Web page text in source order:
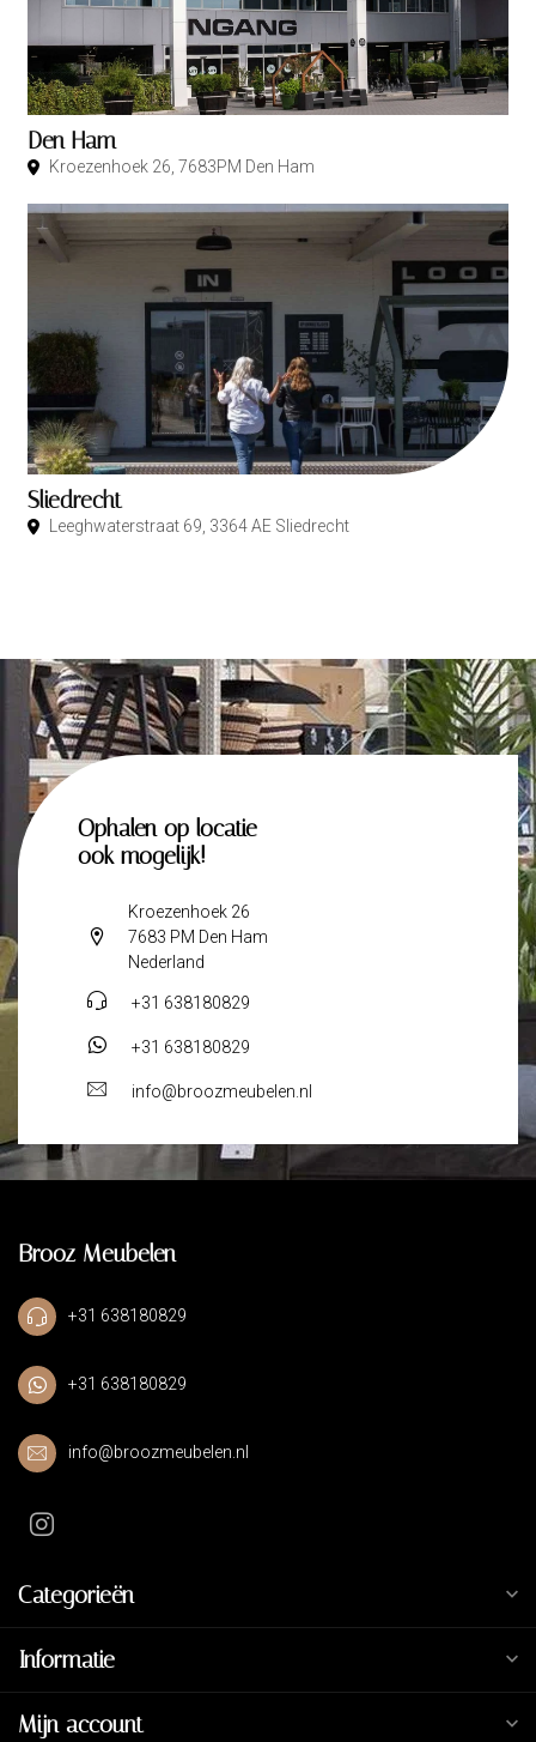
Den Ham
Kroezenhoek 26, 7683PM Den Ham
Sliedrecht
Leeghwaterstraat 69, 3364 AE Sliedrecht
Ophalen op locatie
ook mogelijk!
Kroezenhoek 26
7683 PM Den Ham
Nederland
+31 638180829
+31 638180829
info@broozmeubelen.nl
Brooz Meubelen
+31 638180829
+31 638180829
info@broozmeubelen.nl
Categorieën
Informatie
Mijn account